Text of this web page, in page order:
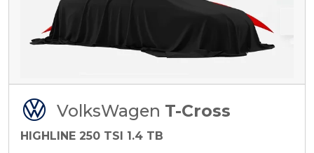
VolksWagen T-Cross
HIGHLINE 250 TSI 1.4 TB